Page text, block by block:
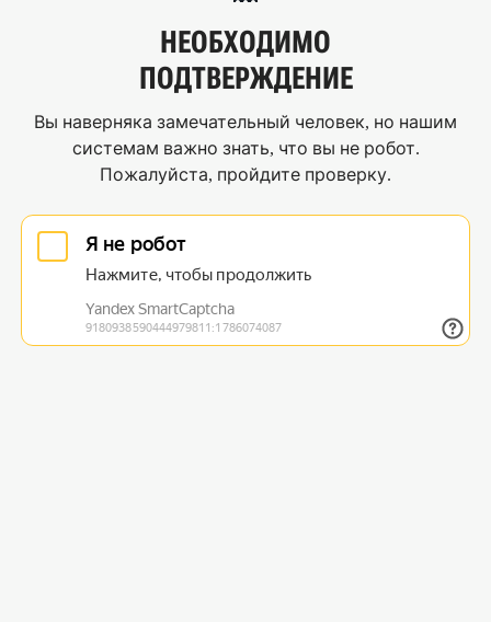
НЕОБХОДИМО
ПОДТВЕРЖДЕНИЕ
Вы наверняка замечательный человек, но нашим
системам важно знать, что вы не робот.
Пожалуйста, пройдите проверку.